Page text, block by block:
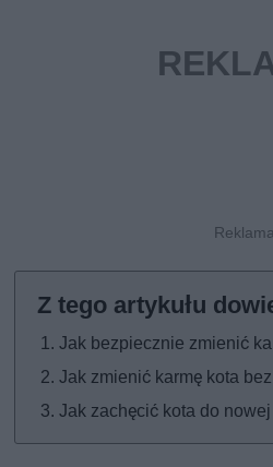
Jak bezpiecznie zmienić
Jak zmienić karmę kota
Jak zachęcić kota do